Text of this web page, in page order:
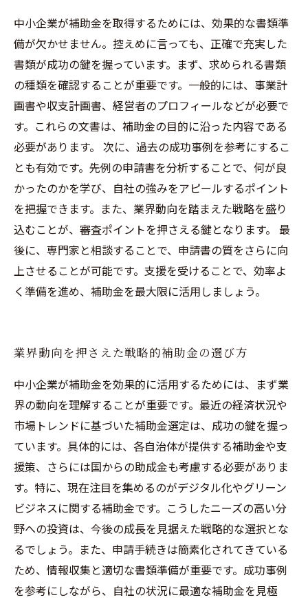
中小企業が補助金を取得するためには、効果的な書類準
備が欠かせません。控えめに言っても、正確で充実した
書類が成功の鍵を握っています。まず、求められる書類
の種類を確認することが重要です。一般的には、事業計
画書や収支計画書、経営者のプロフィールなどが必要で
す。これらの文書は、補助金の目的に沿った内容である
必要があります。 次に、過去の成功事例を参考にするこ
とも有効です。先例の申請書を分析することで、何が良
かったのかを学び、自社の強みをアピールするポイント
を把握できます。また、業界動向を踏まえた戦略を盛り
込むことが、審査ポイントを押さえる鍵となります。 最
後に、専門家と相談することで、申請書の質をさらに向
上させることが可能です。支援を受けることで、効率よ
く準備を進め、補助金を最大限に活用しましょう。
業界動向を押さえた戦略的補助金の選び方
中小企業が補助金を効果的に活用するためには、まず業
界の動向を理解することが重要です。最近の経済状況や
市場トレンドに基づいた補助金選定は、成功の鍵を握っ
ています。具体的には、各自治体が提供する補助金や支
援策、さらには国からの助成金も考慮する必要がありま
す。特に、現在注目を集めるのがデジタル化やグリーン
ビジネスに関する補助金です。こうしたニーズの高い分
野への投資は、今後の成長を見据えた戦略的な選択とな
るでしょう。また、申請手続きは簡素化されてきている
ため、情報収集と適切な書類準備が重要です。成功事例
を参考にしながら、自社の状況に最適な補助金を見極